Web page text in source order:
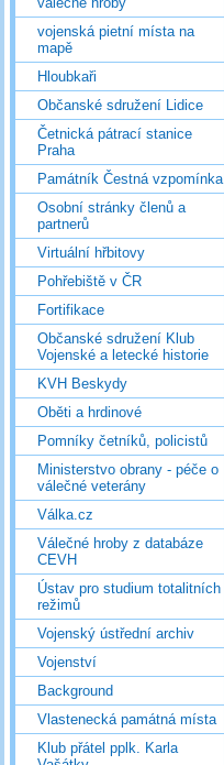
vojenská pietní místa na
mapě
Hloubkaři
Občanské sdružení Lidice
Četnická pátrací stanice
Praha
Památník Čestná vzpomínka
Osobní stránky členů a
partnerů
Virtuální hřbitovy
Pohřebiště v ČR
Fortifikace
Občanské sdružení Klub
Vojenské a letecké historie
KVH Beskydy
Oběti a hrdinové
Pomníky četníků, policistů
Ministerstvo obrany - péče o
válečné veterány
Válka.cz
Válečné hroby z databáze
CEVH
Ústav pro studium totalitních
režimů
Vojenský ústřední archiv
Vojenství
Background
Vlastenecká památná místa
Klub přátel pplk. Karla